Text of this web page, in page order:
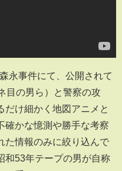
永事件にて、公開されて
目の男ら）と警察の攻
だけ細かく地図アニメと
確かな憶測や勝手な考察
た情報のみに絞り込んで
和53年テープの男が自称